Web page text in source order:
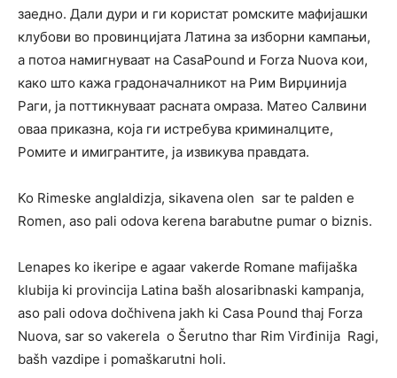
заедно. Дали дури и ги користат ромските мафијашки
клубови во провинцијата Латина за изборни кампањи,
а потоа намигнуваат на CasaPound и Forza Nuova кои,
како што кажа градоначалникот на Рим Вирџинија
Раги, ја поттикнуваат расната омраза. Матео Салвини
оваа приказна, која ги истребува криминалците,
Ромите и имигрантите, ја извикува правдата.
Ko Rimeske anglaldizja, sikavena olen sar te palden e
Romen, aso pali odova kerena barabutne pumar o biznis.
Lenapes ko ikeripe e agaar vakerde Romane mafijaška
klubija ki provincija Latina bašh alosaribnaski kampanja,
aso pali odova dočhivena jakh ki Casa Pound thaj Forza
Nuova, sar so vakerela o Šerutno thar Rim Virđinija Ragi,
bašh vazdipe i pomaškarutni holi.